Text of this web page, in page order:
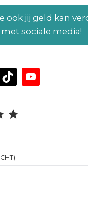
ook jij geld kan
met sociale media!
TikTokYouTube